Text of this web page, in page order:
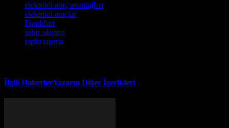
elektrikli araç avantajları
elektrikli araçlar
Frankfurt
şehir ulaşımı
toplu taşıma
İlgili HaberlerYazarın Diğer İçerikleri